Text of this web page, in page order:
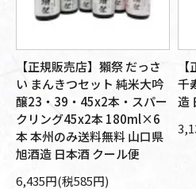
【正規販売店】獺祭 だっさ
い まんきつセット 純米大吟
醸23・39・45x2本・スパー
クリング45x2本 180ml×6
本 本州のみ送料無料 山口県
旭酒造 日本酒 クール便
6,435円(税585円)
千
造